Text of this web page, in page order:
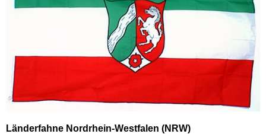
Länderfahne Nordrhein-Westfalen (NRW)